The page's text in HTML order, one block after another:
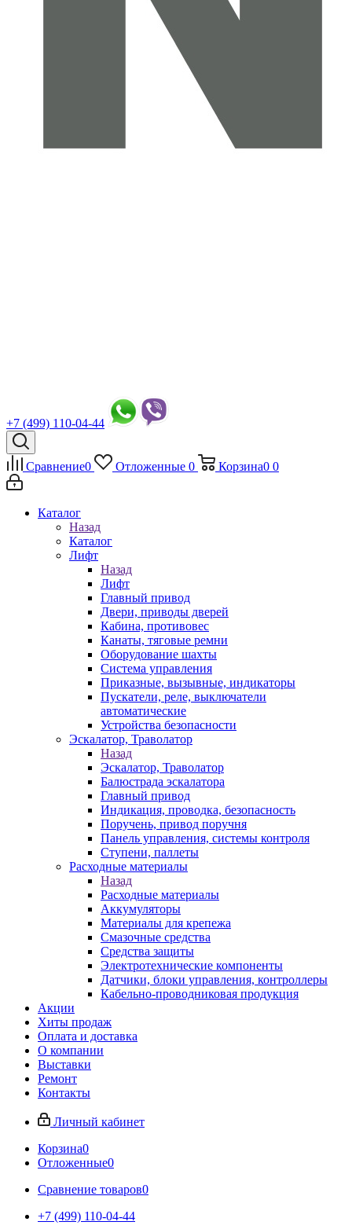
+7 (499) 110-04-44
Сравнение0 Отложенные 0 Корзина0 0
Каталог
Назад
Каталог
Лифт
Назад
Лифт
Главный привод
Двери, приводы дверей
Кабина, противовес
Канаты, тяговые ремни
Оборудование шахты
Система управления
Приказные, вызывные, индикаторы
Пускатели, реле, выключатели
автоматические
Устройства безопасности
Эскалатор, Траволатор
Назад
Эскалатор, Траволатор
Балюстрада эскалатора
Главный привод
Индикация, проводка, безопасность
Поручень, привод поручня
Панель управления, системы контроля
Ступени, паллеты
Расходные материалы
Назад
Расходные материалы
Аккумуляторы
Материалы для крепежа
Смазочные средства
Средства защиты
Электротехнические компоненты
Датчики, блоки управления, контроллеры
Кабельно-проводниковая продукция
Акции
Хиты продаж
Оплата и доставка
О компании
Выставки
Ремонт
Контакты
Личный кабинет
Корзина0
Отложенные0
Сравнение товаров0
+7 (499) 110-04-44